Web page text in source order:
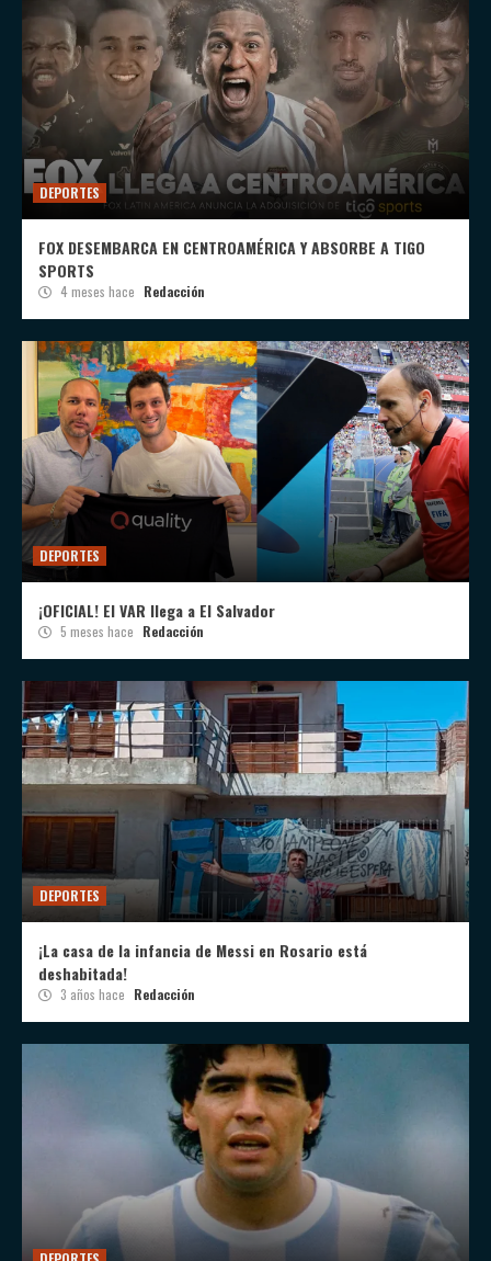
DEPORTES
FOX DESEMBARCA EN CENTROAMÉRICA Y ABSORBE A TIGO
SPORTS
4 meses hace Redacción
DEPORTES
¡OFICIAL! El VAR llega a El Salvador
5 meses hace Redacción
DEPORTES
¡La casa de la infancia de Messi en Rosario está
deshabitada!
3 años hace Redacción